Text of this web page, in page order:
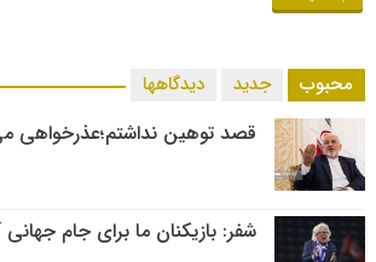
محبوب جدید دیدگاهها
قصد توهین نداشتم؛عذرخواهی
شفر: بازیکنان ما برای جام